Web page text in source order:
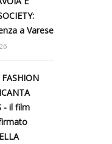
a Varese
- il film